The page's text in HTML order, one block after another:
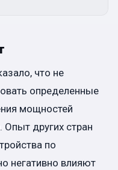
что не
определенные
мощностей
Опыт других стран
по
негативно влияют